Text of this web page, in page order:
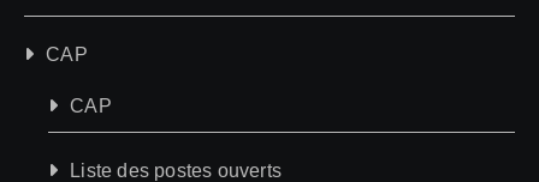
CAP
CAP
Liste des postes ouverts